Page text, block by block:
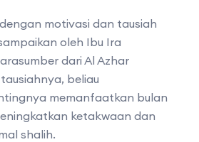
motivasi dan tausiah
oleh Ibu Ira
dari Al Azhar
beliau
memanfaatkan bulan
ketakwaan dan
shalih.